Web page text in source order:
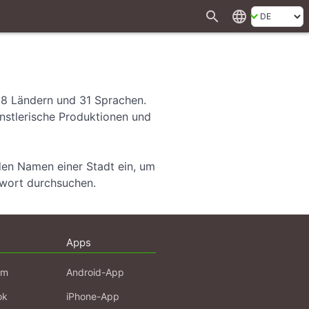
search language
Ländern und 31 Sprachen.
Produktionen und
Namen einer Stadt ein, um
durchsuchen.
Apps
Android-App
iPhone-App